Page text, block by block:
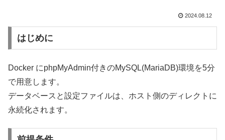
2024.08.12
はじめに
Docker にphpMyAdmin付きのMySQL(MariaDB)環境を5分
で用意します。
データベースと設定ファイルは、ホスト側のディレクトに
永続化されます。